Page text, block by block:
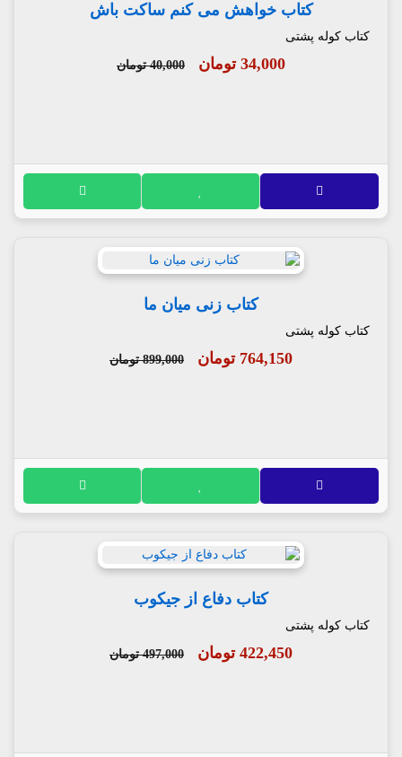
کتاب خواهش می کنم ساکت باش
کتاب کوله پشتی
34,000 تومان 40,000 تومان
کتاب زنی میان ما
کتاب کوله پشتی
764,150 تومان 899,000 تومان
کتاب دفاع از جیکوب
کتاب کوله پشتی
422,450 تومان 497,000 تومان